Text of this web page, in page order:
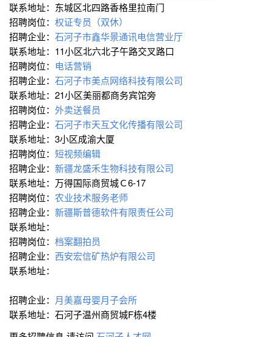
联系地址：东城区北四路香格里拉南门
招聘岗位： 权证专员（双休）
招聘企业： 石河子市鑫华景通讯电信营业厅
联系地址：11小区北六北子午路交叉路口
招聘岗位： 电话营销
招聘企业： 石河子市美点网络科技有限公司
联系地址：21小区美丽都商务宾馆旁
招聘岗位： 外卖送餐员
招聘企业： 石河子市天互文化传播有限公司
联系地址：3小区成渝大厦
招聘岗位： 短视频编辑
招聘企业： 新疆龙盛禾生物科技有限公司
联系地址：万得国际商贸城Ｃ6-17
招聘岗位： 农业技术服务老师
招聘企业： 新疆斯普德软件有限责任公司
联系地址：
招聘岗位： 档案翻拍员
招聘企业： 西安宏信矿热炉有限公司
联系地址：
招聘企业： 月美嘉母婴月子会所
联系地址：石河子温州商贸城F栋4楼